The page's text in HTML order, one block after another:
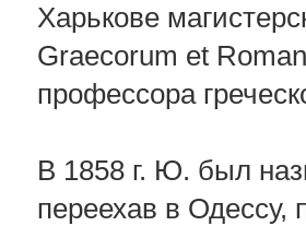
Харькове
Graecorum et
профессора
В 1858 г. Ю. был
переехав в Одессу,